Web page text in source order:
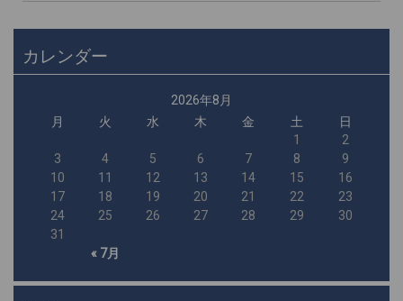
カレンダー
2026年8月
月
火 水 木 金 土 日
« 7月
1
2
3
4 5 6 7 8
9
10
11 12 13 14 15
16
17
18 19 20 21 22
23
24
25 26 27 28 29
30
31